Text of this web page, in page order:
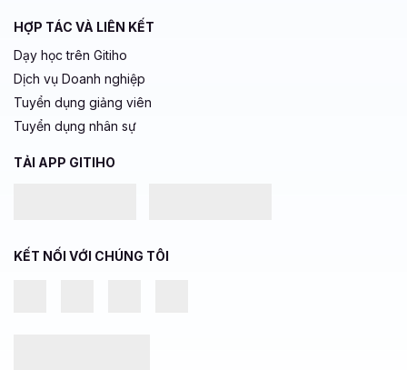
HỢP TÁC VÀ LIÊN KẾT
Dạy học trên Gitiho
Dịch vụ Doanh nghiệp
Tuyển dụng giảng viên
Tuyển dụng nhân sự
TẢI APP GITIHO
KẾT NỐI VỚI CHÚNG TÔI